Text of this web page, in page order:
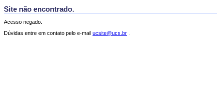
Site não encontrado.
Acesso negado.
Dúvidas entre em contato pelo e-mail ucsite@ucs.br